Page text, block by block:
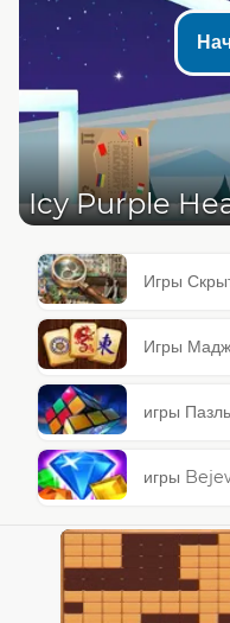
Icy Purple
Игры
Игры
игры
игры